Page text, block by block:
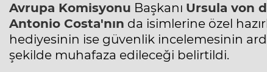
Avrupa Komisyonu Başkanı Ursula von
Antonio Costa'nın da isimlerine özel
hediyesinin ise güvenlik incelemesinin
şekilde muhafaza edileceği belirtildi.